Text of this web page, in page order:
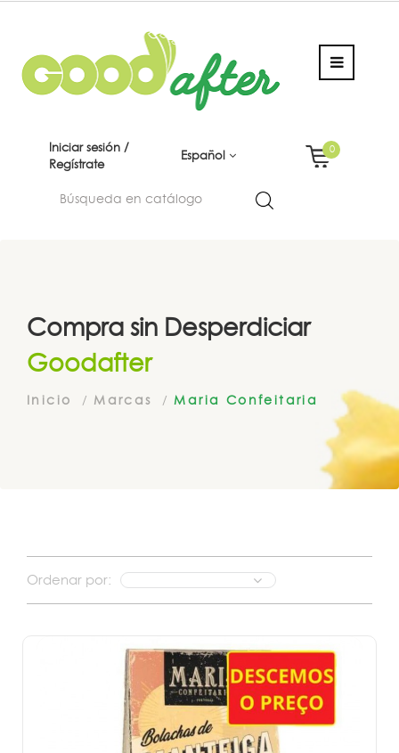
Iniciar sesión /
Regístrate
Español
0
Compra sin Desperdiciar
Goodafter
Inicio Marcas Maria Confeitaria
Ordenar por: